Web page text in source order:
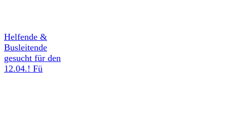
Helfende &
Busleitende
gesucht für den
12.04.! Fü